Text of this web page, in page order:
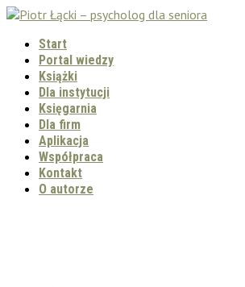
Start
Portal wiedzy
Książki
Dla instytucji
Księgarnia
Dla firm
Aplikacja
Współpraca
Kontakt
O autorze